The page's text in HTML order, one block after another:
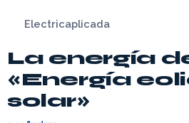
contenido
Electricaplicada
La energía
«Energía
solar»